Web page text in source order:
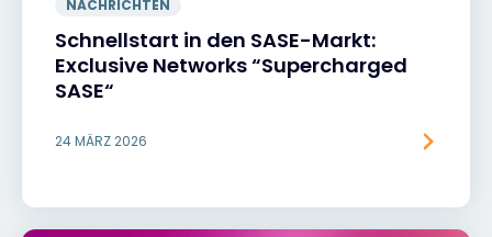
NACHRICHTEN
Schnellstart in den SASE-Markt:
Exclusive Networks “Supercharged
SASE“
24 MÄRZ 2026